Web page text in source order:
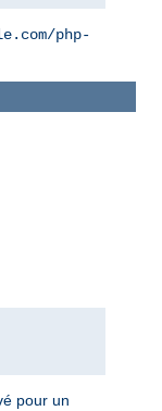
php-
pour un